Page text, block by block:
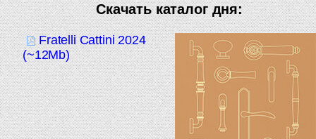
Скачать каталог дня:
Fratelli Cattini 2024
(~12Mb)